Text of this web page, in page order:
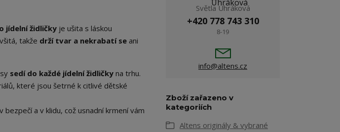
jídelní židličky je ušita s láskou
takže drží tvar a nekrabatí se ani
sedí do každé jídelní židličky na trhu.
které jsou šetrné k citlivé dětské
a v klidu, což usnadní krmení vám
Světla Uhráková
+420 778 743 310
8-19
info@altens.cz
Zboží zařazeno v
kategoriích
Altens originály & vybrané